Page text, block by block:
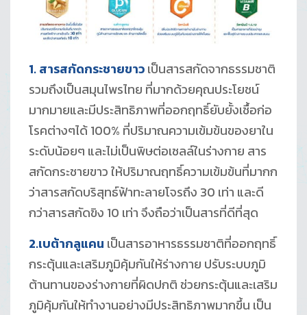
1. สารสกัดกระชายขาวเป็นสารสกัดจากธรรมชาติ
รวมถึงเป็นสมุนไพรไทย ที่มากด้วยคุณประโยชน์
มากมายและมีประสิทธิภาพที่ออกฤทธิ์ยับยั้งเชื้อก่อ
โรคต่างๆได้ 100% ที่ปริมาณความเข้มข้นของยาใน
ระดับน้อยๆ และไม่เป็นพิษต่อเซลล์ในร่างกาย สาร
สกัดกระชายขาว ให้ปริมาณฤทธิ์ความเข้มข้นที่มากก
ว่าสารสกัดบริสุทธ์ฟ้าทะลายโจรถึง 30 เท่า และดี
กว่าสารสกัดขิง 10 เท่า จึงถือว่าเป็นสารที่ดีที่สุด
2.เบต้ากลูแคน เป็นสารอาหารธรรมชาติที่ออกฤทธิ์
กระตุ้นและเสริมภูมิคุ้มกันให้ร่างกาย ปรับระบบภูมิ
ต้านทานของร่างกายที่ผิดปกติ ช่วยกระตุ้นและเสริม
ภูมิคุ้มกันให้ทำงานอย่างมีประสิทธิภาพมากขึ้น เป็น